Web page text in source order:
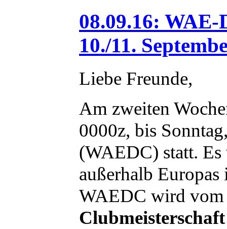
08.09.16: WAE-
10./11.
Liebe Freunde,
Am zweiten
0000z, bis
(WAEDC) statt.
außerhalb
WAEDC wird